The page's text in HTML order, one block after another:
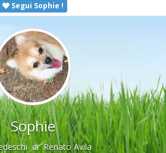
Segui Sophie !
Sophie
diRenato Avila